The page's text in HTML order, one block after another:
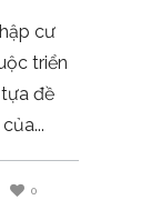
cư
triển
đề
của
0